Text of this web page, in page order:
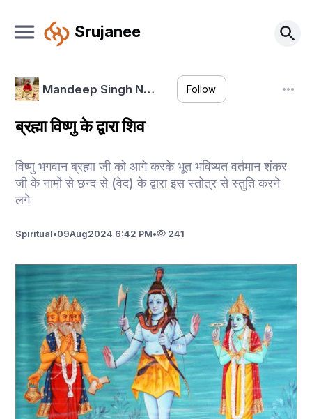
Srujanee
Mandeep Singh N… Follow
ब्रह्मा विष्णु के द्वारा शिव
विष्णु भगवान ब्रह्मा जी को आगे करके भूत भविष्यत वर्तमान शंकर
जी के नामों से छन्द से (वेद) के द्वारा इस स्तोत्र से स्तुति करने
लगे
Spiritual•09Aug2024 6:42 PM• 241